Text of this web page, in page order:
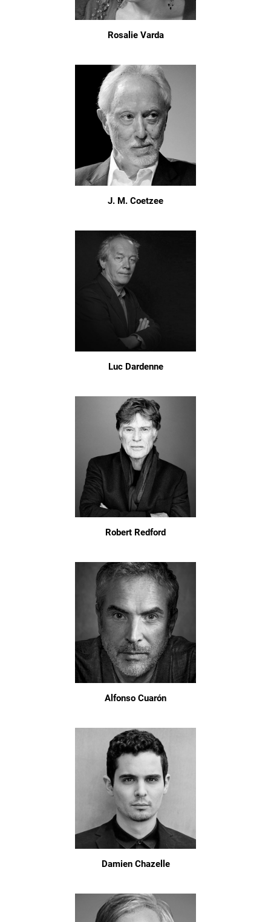
Rosalie Varda
J. M. Coetzee
Luc Dardenne
Robert Redford
Alfonso Cuarón
Damien Chazelle